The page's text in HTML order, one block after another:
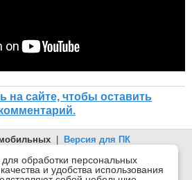
на сайте, чтобы оставить
Версия для ПК
Северодвинск tv29.ru
released under the GNU General Public
обработки персональных
и удобства использования